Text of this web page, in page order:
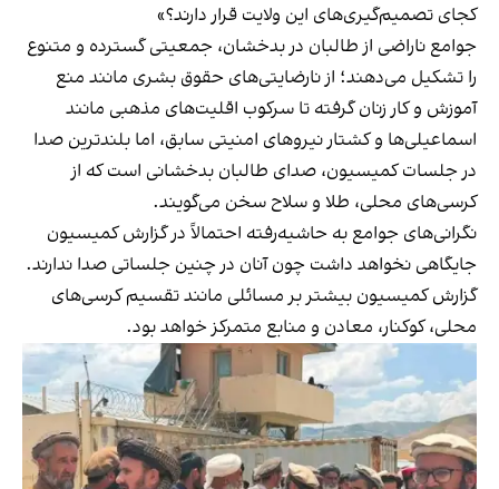
کجای تصمیم‌گیری‌های این ولایت قرار دارند؟»
جوامع ناراضی از طالبان در بدخشان، جمعیتی گسترده و متنوع
را تشکیل می‌دهند؛ از نارضایتی‌های حقوق بشری مانند منع
آموزش و کار زنان گرفته تا سرکوب اقلیت‌های مذهبی مانند
اسماعیلی‌ها و کشتار نیروهای امنیتی سابق، اما بلندترین صدا
در جلسات کمیسیون، صدای طالبان بدخشانی است که از
کرسی‌های محلی، طلا و سلاح سخن می‌گویند.
نگرانی‌های جوامع به حاشیه‌رفته احتمالاً در گزارش کمیسیون
جایگاهی نخواهد داشت چون آنان در چنین جلساتی صدا ندارند.
گزارش کمیسیون بیشتر بر مسائلی مانند تقسیم کرسی‌های
محلی، کوکنار، معادن و منابع متمرکز خواهد بود.